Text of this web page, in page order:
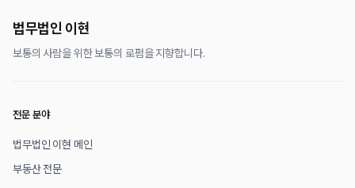
법무법인 이현
보통의 사람을 위한 보통의 로펌을 지향합니다.
전문 분야
법무법인 이현 메인
부동산 전문